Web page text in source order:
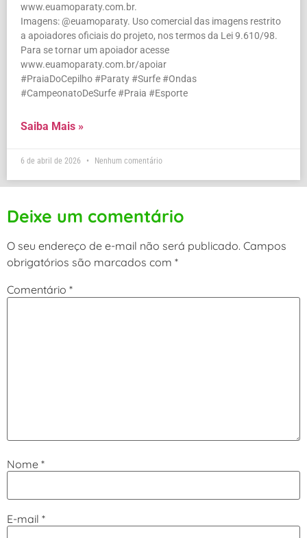
www.euamoparaty.com.br.
Imagens: @euamoparaty. Uso comercial das imagens restrito
a apoiadores oficiais do projeto, nos termos da Lei 9.610/98.
Para se tornar um apoiador acesse
www.euamoparaty.com.br/apoiar
#PraiaDoCepilho #Paraty #Surfe #Ondas
#CampeonatoDeSurfe #Praia #Esporte
Saiba Mais »
6 de abril de 2026 Nenhum comentário
Deixe um comentário
O seu endereço de e-mail não será publicado. Campos
obrigatórios são marcados com *
Comentário *
Nome *
E-mail *